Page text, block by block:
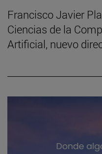
Francisco Javier
Ciencias de la
Artificial, nuevo